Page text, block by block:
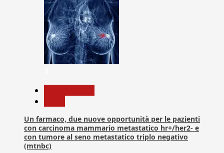
Un farmaco, due nuove opportunità per le pazienti
con carcinoma mammario metastatico hr+/her2- e
con tumore al seno metastatico triplo negativo
(mtnbc)